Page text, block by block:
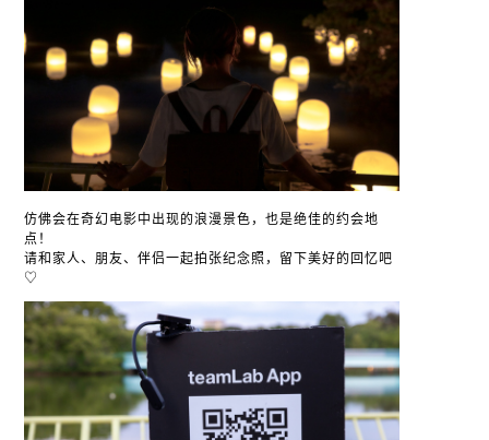
仿佛会在奇幻电影中出现的浪漫景色，也是绝佳的约会地
点！
请和家人、朋友、伴侣一起拍张纪念照，留下美好的回忆吧
♡